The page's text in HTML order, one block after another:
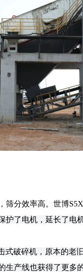
筛分效率高。世博
护了电机，延长了电
式破碎机，原本的老
生产线也获得了更多